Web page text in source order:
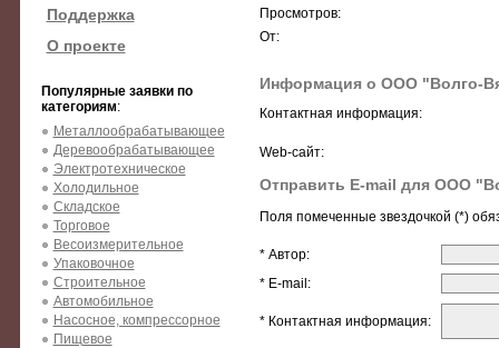
Поддержка
О проекте
Популярные заявки по
категориям:
Металлообрабатывающее
Деревообрабатывающее
Электротехническое
Холодильное
Складское
Торговое
Весоизмерительное
Упаковочное
Строительное
Автомобильное
Насосное, компрессорное
Пищевое
Просмотров:
От:
Информация о ООО "Волго-
Контактная информация:
Web-сайт:
Отправить E-mail для ООО
Поля помеченные звездочкой (*)
* Автор:
* E-mail:
* Контактная информация: